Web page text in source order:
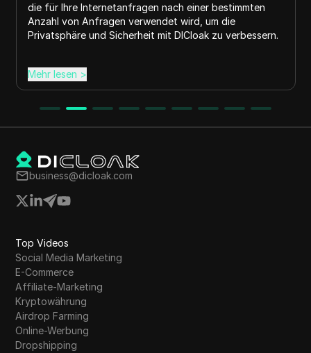
Webseiten effizient an und sorgt für ein nahtloses
Benutzererlebnis. Erfahren Sie mehr über seine
Funktionalität bei DICloak.
Mehr lesen >
business@dicloak.com
Top Videos
Social Media Marketing
E-Commerce
Affiliate-Marketing
Kryptowährung
Airdrop Farming
Online-Werbung
Dropshipping